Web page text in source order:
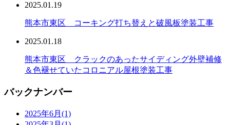
2025.01.19
熊本市東区 コーキング打ち替えと破風板塗装工事
2025.01.18
熊本市東区 クラックのあったサイディング外壁補修
＆色褪せていたコロニアル屋根塗装工事
バックナンバー
2025年6月 (1)